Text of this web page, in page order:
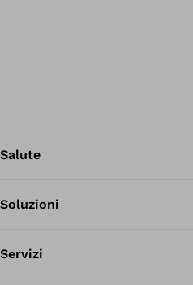
Salute
Soluzioni
Servizi